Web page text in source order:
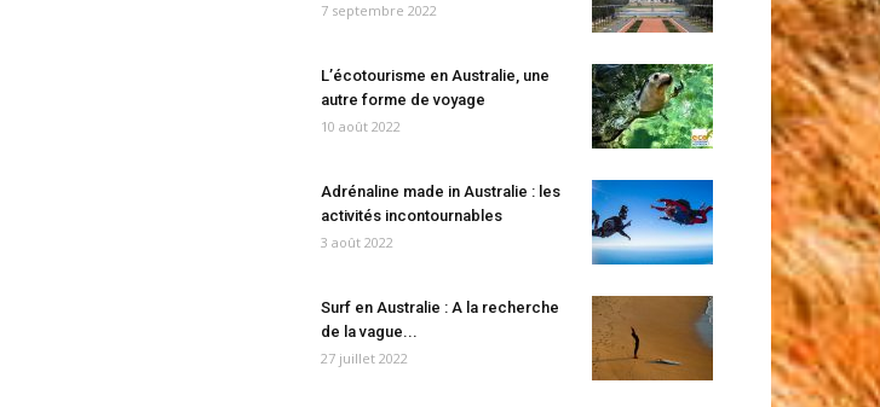
7 septembre 2022
L’écotourisme en Australie, une
autre forme de voyage
10 août 2022
Adrénaline made in Australie : les
activités incontournables
3 août 2022
Surf en Australie : A la recherche
de la vague...
27 juillet 2022